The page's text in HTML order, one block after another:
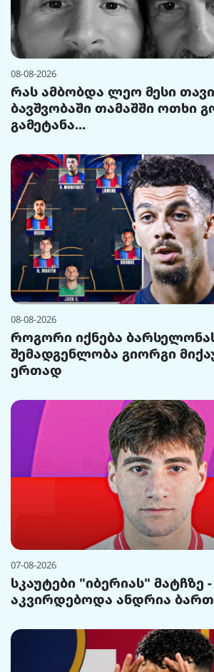
08-08-2026
რას ამბობდა ლეო მესი
ბავშვობაში თამაშში ოთხი
გამეტანა...
08-08-2026
როგორი იქნება
შემადგენლობა გიორგი
ერთად
07-08-2026
სკაუტები "იბერიას" მატჩზე -
აკვირდებოდა ანდრია